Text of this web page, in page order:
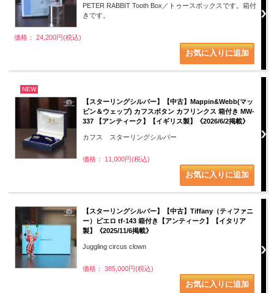
PETER RABBIT Tooth Box／トゥースボックスです。箱付
きです。
価格： 24,200円(税込)
NEW
【スターリングシルバー】【中古】Mappin&Webb(マッ
ピン＆ウェッブ) カフスボタン カフリンクス 箱付き MW-
337 【アンティーク】【イギリス製】《2026/6/2掲載》
カフス スターリングシルバー
価格： 11,000円(税込)
【スターリングシルバー】【中古】Tiffany（ティファニ
ー）ピエロ tf-143 箱付き【アンティーク】【イタリア
製】《2025/11/6掲載》
Juggling circus clown
価格： 385,000円(税込)